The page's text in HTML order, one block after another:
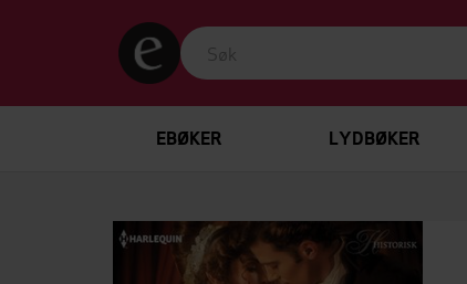
EBØKER LYDBØKER